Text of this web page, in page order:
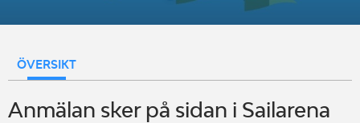
ÖVERSIKT
Anmälan sker på sidan i Sailarena